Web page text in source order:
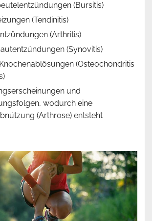
(Bursitis)
(Tendinitis)
(Arthritis)
(Synovitis)
(Osteochondritis
und
wodurch eine
(Arthrose) entsteht